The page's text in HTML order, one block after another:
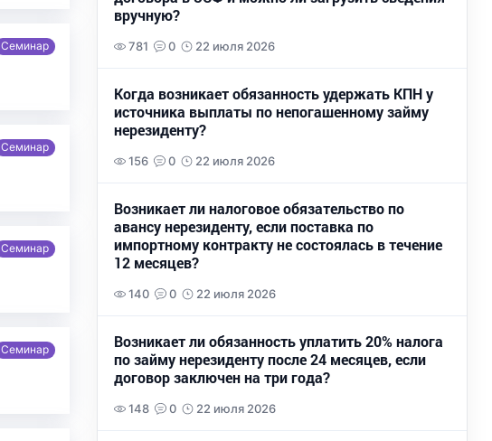
Семинар
Семинар
Семинар
Семинар
вручную?
781 0 22 июля 2026
Когда возникает обязанность удержать КПН у
источника выплаты по непогашенному займу
нерезиденту?
156 0 22 июля 2026
Возникает ли налоговое обязательство по
авансу нерезиденту, если поставка по
импортному контракту не состоялась в течение
12 месяцев?
140 0 22 июля 2026
Возникает ли обязанность уплатить 20% налога
по займу нерезиденту после 24 месяцев, если
договор заключен на три года?
148 0 22 июля 2026